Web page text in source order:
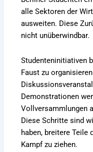
alle Sektoren der
ausweiten. Diese
nicht unüberwindbar.
Studenteninitiativen
Faust zu
Demonstrationen
Vollversammlungen
Diese Schritte sind
haben, breitere Teile
Kampf zu ziehen.